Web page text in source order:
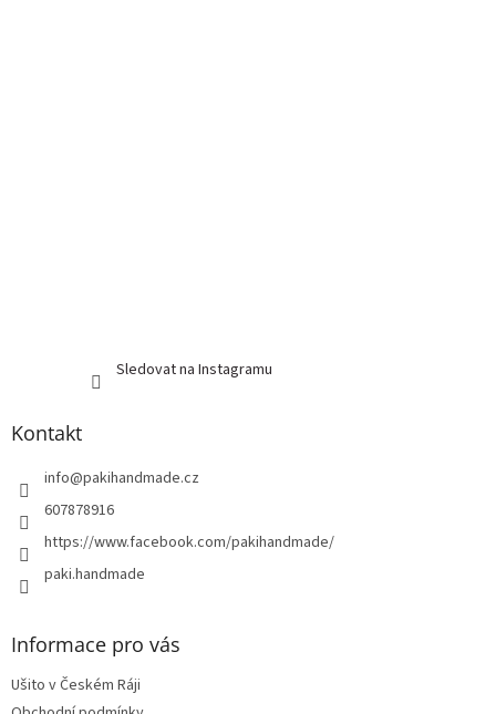
Sledovat na Instagramu
Kontakt
info@pakihandmade.cz
607878916
https://www.facebook.com/pakihandmade/
paki.handmade
Informace pro vás
Ušito v Českém Ráji